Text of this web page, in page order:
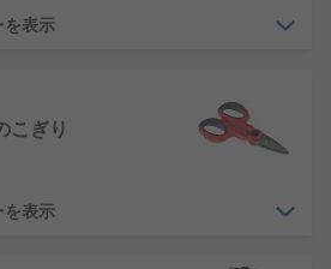
管する必要がある
エンジニア又は実習生であ
ケアし、保管することが最も
工具を整理整頓しながら、
ューションを構築すること
を表示
こぎり
を表示